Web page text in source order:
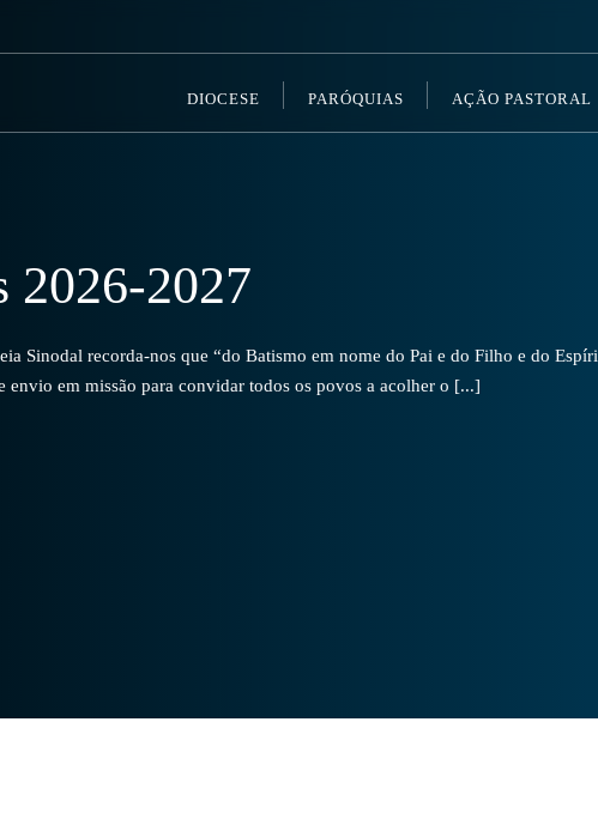
DIOCESE PARÓQUIAS AÇÃO PASTORAL
2026-2027
Sinodal recorda-nos que “do Batismo em nome do Pai e do Filho e do
envio em missão para convidar todos os povos a acolher o [...]